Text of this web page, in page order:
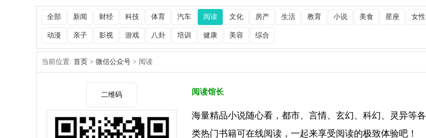
全部 新闻 财经 科技 体育 汽车 阅读 文化 房产 生活 教育 小说 美食 星座 女性
动漫 亲子 影视 游戏 八卦 培训 健康 美容 综合
当前位置: 首页 > 微信公众号 > 阅读
二维码 阅读馆长
海量精品小说随心看，都市、言情、玄幻、科幻、灵异等各
类热门书籍可在线阅读，一起来享受阅读的极致体验吧！